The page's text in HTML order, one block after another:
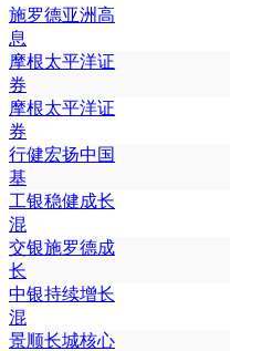
施罗德亚洲高
息
摩根太平洋证
券
摩根太平洋证
券
行健宏扬中国
基
工银稳健成长
混
交银施罗德成
长
中银持续增长
混
景顺长城核心